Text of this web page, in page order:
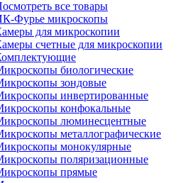
все товары
Фурье микроскопы
для микроскопии
счетные для микроскопии
биологические
зондовые
инвертированные
конфокальные
люминесцентные
металлографические
монокулярные
поляризационные
прямые